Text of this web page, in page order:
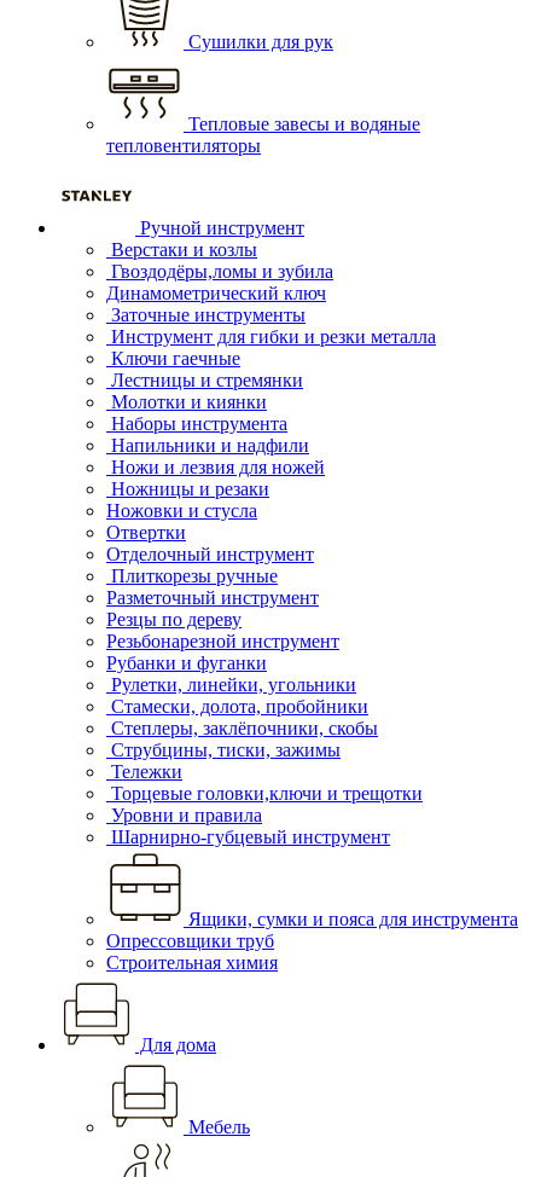
Сушилки для рук
Тепловые завесы и водяные
тепловентиляторы
Ручной инструмент
Верстаки и козлы
Гвоздодёры,ломы и зубила
Динамометрический ключ
Заточные инструменты
Инструмент для гибки и резки металла
Ключи гаечные
Лестницы и стремянки
Молотки и киянки
Наборы инструмента
Напильники и надфили
Ножи и лезвия для ножей
Ножницы и резаки
Ножовки и стусла
Отвертки
Отделочный инструмент
Плиткорезы ручные
Разметочный инструмент
Резцы по дереву
Резьбонарезной инструмент
Рубанки и фуганки
Рулетки, линейки, угольники
Стамески, долота, пробойники
Степлеры, заклёпочники, скобы
Струбцины, тиски, зажимы
Тележки
Торцевые головки,ключи и трещотки
Уровни и правила
Шарнирно-губцевый инструмент
Ящики, сумки и пояса для инструмента
Опрессовщики труб
Строительная химия
Для дома
Мебель